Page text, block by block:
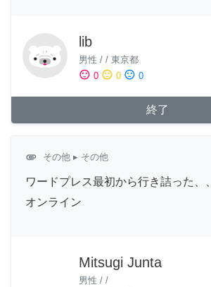
lib
男性 / / 東京都
sentiment_satisfied 0 sentiment_neutral 0 sentiment_dissatisfied 0
終了
attachment その他 ▸ その他
ワードプレス最初から行き詰った、
オンライン
Mitsugi Junta
男性 / /